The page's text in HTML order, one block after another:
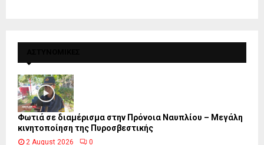
Φωτιά σε διαμέρισμα στην Πρόνοια Ναυπλίου – Μεγάλη
κινητοποίηση της Πυροσβεστικής
2 August 2026 0